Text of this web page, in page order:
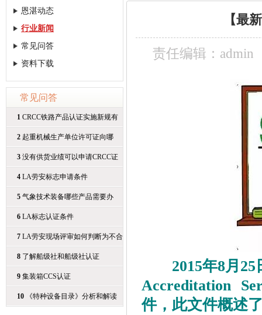
恩湛动态
行业新闻
常见问答
资料下载
常见问答
1 CRCC铁路产品认证实施新规有
哪
2 起重机械生产单位许可证向哪
3 没有供货业绩可以申请CRCC证
书
4 LA劳安标志申请条件
5 气象技术装备哪些产品需要办
6 LA标志认证条件
7 LA劳安现场评审如何判断为不合
8 了解船级社和船级社认证
9 集装箱CCS认证
10 《特种设备目录》分析和解读
【最
责任编辑：admin
2015年8月25
Accreditation
件，此文件概述